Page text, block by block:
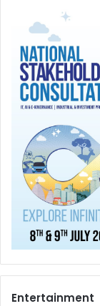
Entertainment